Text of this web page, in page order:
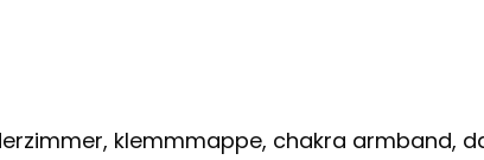
klemmmappe, chakra armband,